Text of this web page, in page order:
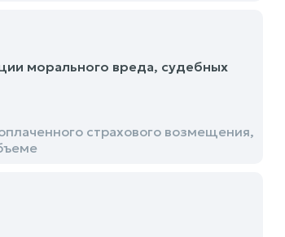
морального вреда, судебных
страхового возмещения,